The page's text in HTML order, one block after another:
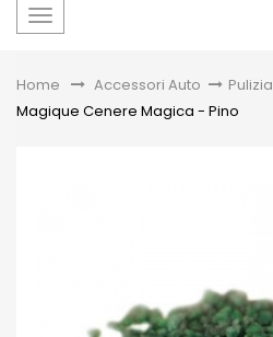
navigazione
Home &gt;Accessori Auto > Pulizia
Magique Cenere Magica - Pino